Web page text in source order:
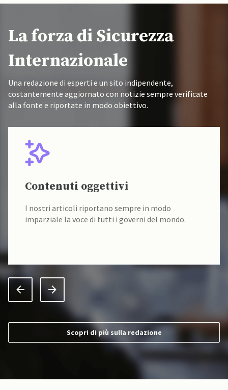
La forza di Sicurezza
Internazionale
Una redazione di esperti e un sito indipendente,
costantemente aggiornato con notizie sempre verificate
alla fonte e riportate in modo obiettivo.
Contenuti oggettivi
I nostri articoli riportano sempre in modo
imparziale la voce di tutti i governi del mondo.
Scopri di più sulla redazione